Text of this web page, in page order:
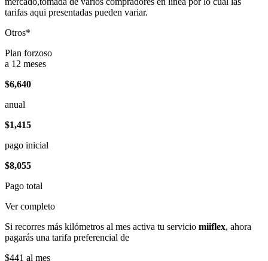
tarifas aqui presentadas pueden variar.
Otros*
Plan forzoso
a 12 meses
$6,640
anual
$1,415
pago inicial
$8,055
Pago total
Ver completo
Si recorres más kilómetros al mes activa tu servicio miiflex, ahora
pagarás una tarifa preferencial de
$441 al mes